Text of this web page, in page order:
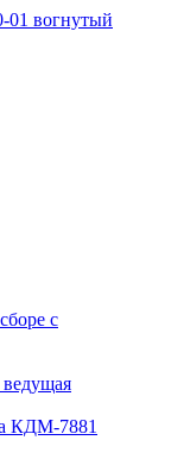
01 вогнутый
с
ведущая
КДМ-7881